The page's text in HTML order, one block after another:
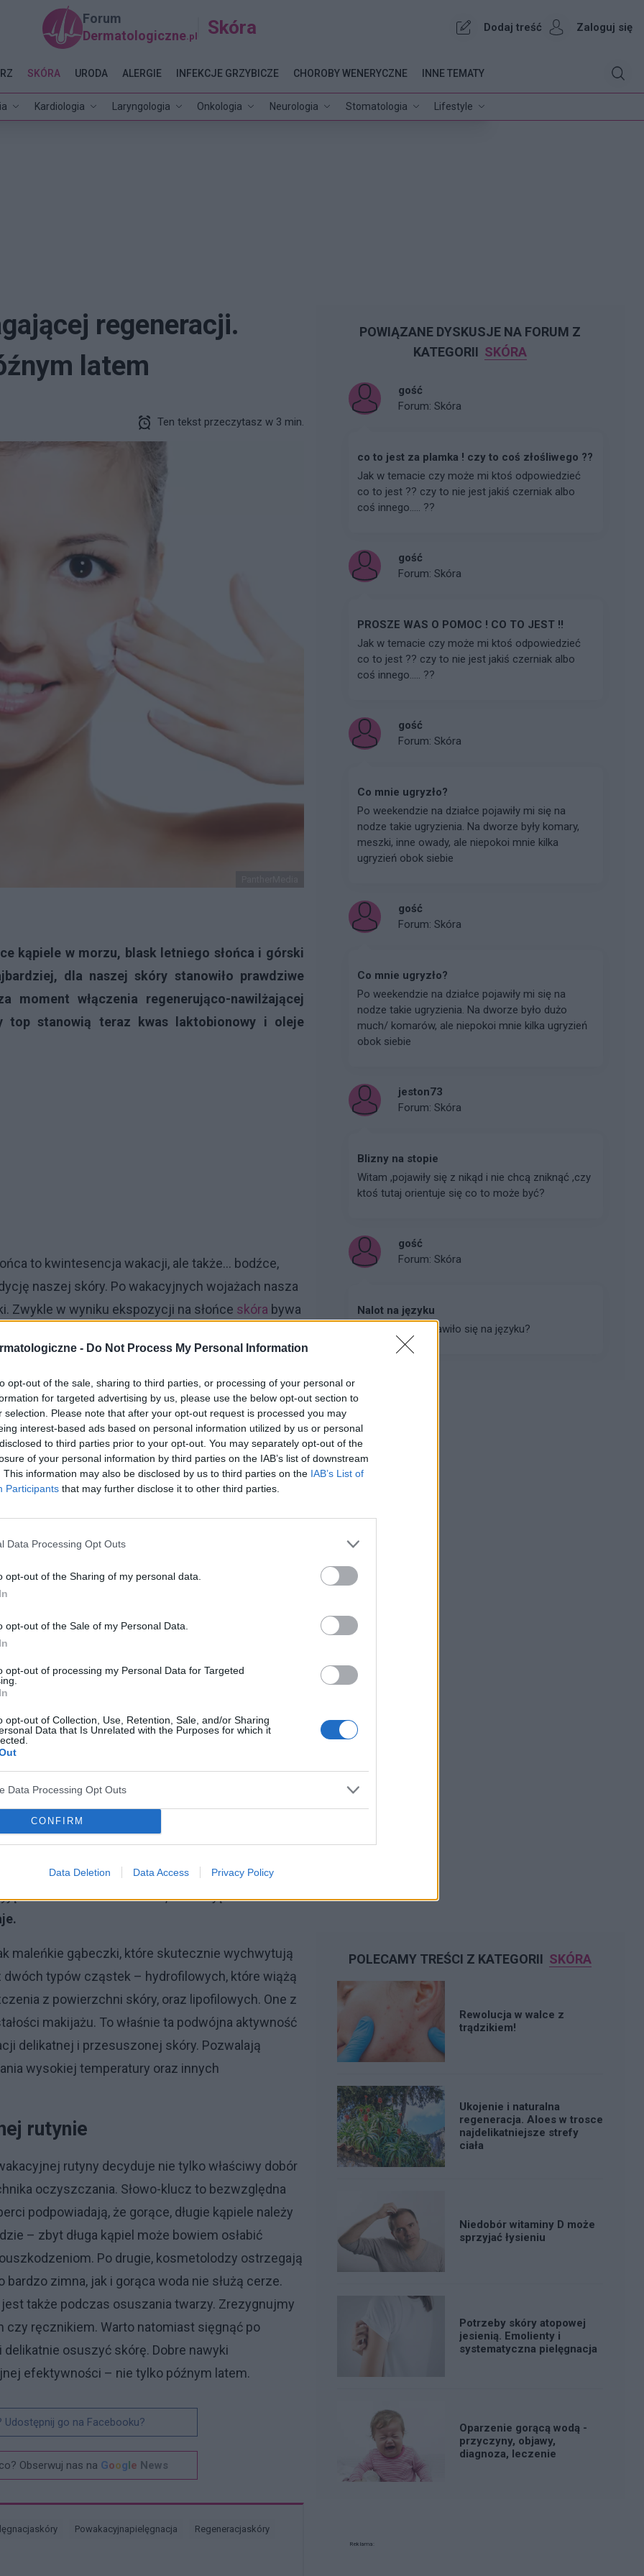
- Do Not Process My Personal Information
opt-out of the sale, sharing to third parties, or processing of your personal or
for targeted advertising by us, please use the below opt-out section to
selection. Please note that after your opt-out request is processed you may
interest-based ads based on personal information utilized by us or personal
to third parties prior to your opt-out. You may separately opt-out of the
of your personal information by third parties on the IAB’s list of downstream
This information may also be disclosed by us to third parties on the IAB’s List of
Participants that may further disclose it to other third parties.
Data Processing Opt Outs
opt-out of the Sharing of my personal data.
opt-out of the Sale of my Personal Data.
opt-out of processing my Personal Data for Targeted
opt-out of Collection, Use, Retention, Sale, and/or Sharing
Data that Is Unrelated with the Purposes for which it
Data Processing Opt Outs
CONFIRM
Data Deletion Data Access Privacy Policy
Forum
Dermatologiczne .pl Skóra Dodaj treść Zaloguj się
Kardiologia Laryngologia Onkologia Neurologia Stomatologia Lifestyle
SKÓRA URODA ALERGIE INFEKCJE GRZYBICZE CHOROBY WENERYCZNE INNE TEMATY
regeneracji.
latem
Ten tekst przeczytasz w 3 min.
kąpiele w morzu, blask letniego słońca i górski
dla naszej skóry stanowiło prawdziwe
moment włączenia regenerująco-nawilżającej
top stanowią teraz kwas laktobionowy i oleje
to kwintesencja wakacji, ale także… bodźce,
naszej skóry. Po wakacyjnych wojażach nasza
Zwykle w wyniku ekspozycji na słońce skóra bywa
zaczerwienienia oraz widoczne pajączki. Eksperci
na przełomie lata i jesieni jest skuteczna
o moc kwasu laktobionowego i olejów
planie?
złota
zdrowo wyglądająca, muśnięta delikatną, złotą
wskazują, że substancją, która
nawilżających mocy, jest kwas laktobionowy.
także dogłębnie ją regeneruje i sprzyja
naczynka oraz
kwasem laktobionowym, które skutecznie
nawilżenie niemal zawsze stanowi
Agnieszka Kowalska.
doskonale sprawdza się nie tylko w kremach,
szczególnie tych przeznaczonych dla skóry
naprawcze skóry i chroni ją przed wolnymi
stymuluje także proces odnowy komórkowej.
do demakijażu. Kiedy mamy do czynienia
właściwości miceli pozwalają
maleńkie gąbeczki, które skutecznie wychwytują
dwóch typów cząstek – hydrofilowych, które wiążą
z powierzchni skóry, oraz lipofilowych. One z
makijażu. To właśnie ta podwójna aktywność
delikatnej i przesuszonej skóry. Pozwalają
wysokiej temperatury oraz innych
rutynie
rutyny decyduje nie tylko właściwy dobór
oczyszczania. Słowo-klucz to bezwzględna
podpowiadają, że gorące, długie kąpiele należy
– zbyt długa kąpiel może bowiem osłabić
Po drugie, kosmetolodzy ostrzegają
zimna, jak i gorąca woda nie służą cerze.
także podczas osuszania twarzy. Zrezygnujmy
ręcznikiem. Warto natomiast sięgnąć po
osuszyć skórę. Dobre nawyki
efektywności – nie tylko późnym latem.
Udostępnij go na Facebooku?
Obserwuj nas na Google News
Powakacyjnapielęgnacja Regeneracjaskóry
POWIĄZANE DYSKUSJE NA FORUM Z
KATEGORII SKÓRA
gość
Forum: Skóra
co to jest za plamka ! czy to coś złośliwego ??
Jak w temacie czy może mi ktoś odpowiedzieć
co to jest ?? czy to nie jest jakiś czerniak albo
coś innego..... ??
gość
Forum: Skóra
PROSZE WAS O POMOC ! CO TO JEST !!
Jak w temacie czy może mi ktoś odpowiedzieć
co to jest ?? czy to nie jest jakiś czerniak albo
coś innego..... ??
gość
Forum: Skóra
Co mnie ugryzło?
Po weekendzie na działce pojawiły mi się na
nodze takie ugryzienia. Na dworze były komary,
meszki, inne owady, ale niepokoi mnie kilka
ugryzień obok siebie
gość
Forum: Skóra
Co mnie ugryzło?
Po weekendzie na działce pojawiły mi się na
nodze takie ugryzienia. Na dworze było dużo
much/ komarów, ale niepokoi mnie kilka ugryzień
obok siebie
jeston73
Forum: Skóra
Blizny na stopie
Witam ,pojawiły się z nikąd i nie chcą zniknąć ,czy
ktoś tutaj orientuje się co to może być?
gość
Forum: Skóra
Nalot na języku
Co to jest co pojawiło się na języku?
Reklama:
POLECAMY TREŚCI Z KATEGORII SKÓRA
Rewolucja w walce z
trądzikiem!
Ukojenie i naturalna
regeneracja. Aloes w trosce
najdelikatniejsze strefy
ciała
Niedobór witaminy D może
sprzyjać łysieniu
Potrzeby skóry atopowej
jesienią. Emolienty i
systematyczna pielęgnacja
Oparzenie gorącą wodą -
przyczyny, objawy,
diagnoza, leczenie
Reklama: